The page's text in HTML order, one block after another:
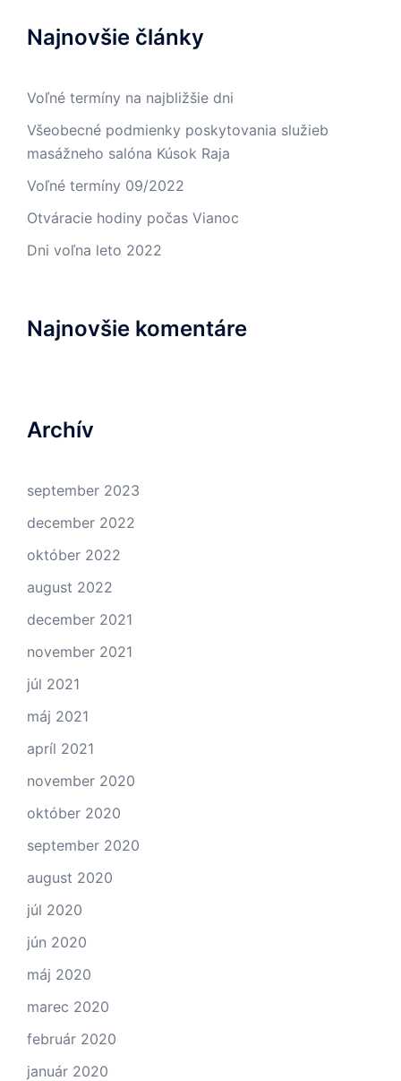
Najnovšie články
Voľné termíny na najbližšie dni
Všeobecné podmienky poskytovania služieb
masážneho salóna Kúsok Raja
Voľné termíny 09/2022
Otváracie hodiny počas Vianoc
Dni voľna leto 2022
Najnovšie komentáre
Archív
september 2023
december 2022
október 2022
august 2022
december 2021
november 2021
júl 2021
máj 2021
apríl 2021
november 2020
október 2020
september 2020
august 2020
júl 2020
jún 2020
máj 2020
marec 2020
február 2020
január 2020